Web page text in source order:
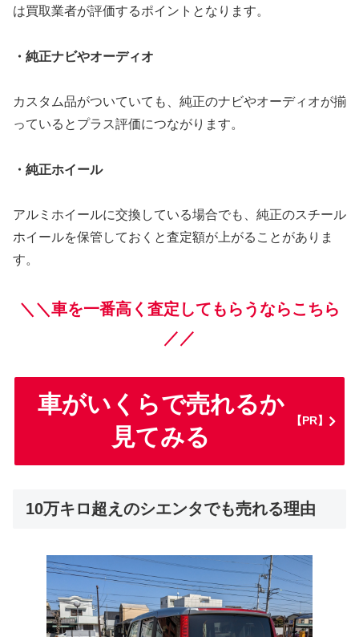
は買取業者が評価するポイントとなります。
・純正ナビやオーディオ
カスタム品がついていても、純正のナビやオーディオが揃
っているとプラス評価につながります。
・純正ホイール
アルミホイールに交換している場合でも、純正のスチール
ホイールを保管しておくと査定額が上がることがありま
す。
＼＼車を一番高く査定してもらうならこちら
／／
車がいくらで売れるか
見てみる
【PR】
10万キロ超えのシエンタでも売れる理由